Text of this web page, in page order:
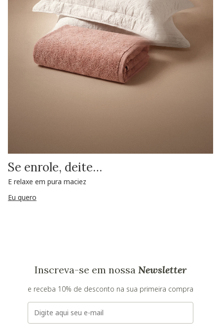
Se enrole, deite…
E relaxe em pura maciez
Eu quero
Inscreva-se em nossa Newsletter
e receba 10% de desconto na sua primeira compra
E-mail